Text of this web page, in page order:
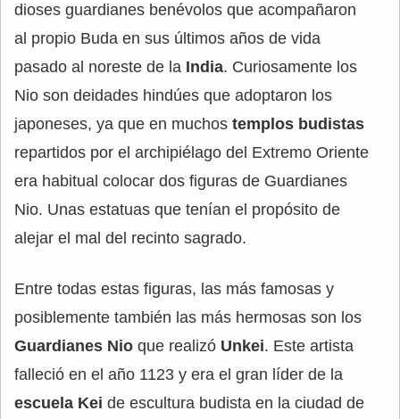
dioses guardianes benévolos que acompañaron
al propio Buda en sus últimos años de vida
pasado al noreste de la India. Curiosamente los
Nio son deidades hindúes que adoptaron los
japoneses, ya que en muchos templos budistas
repartidos por el archipiélago del Extremo Oriente
era habitual colocar dos figuras de Guardianes
Nio. Unas estatuas que tenían el propósito de
alejar el mal del recinto sagrado.
Entre todas estas figuras, las más famosas y
posiblemente también las más hermosas son los
Guardianes Nio que realizó Unkei. Este artista
falleció en el año 1123 y era el gran líder de la
escuela Kei de escultura budista en la ciudad de